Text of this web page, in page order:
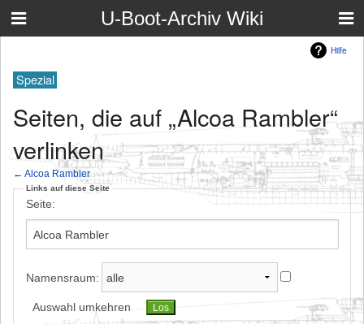
U-Boot-Archiv Wiki
Hilfe
Spezial
Seiten, die auf „Alcoa Rambler“
verlinken
← Alcoa Rambler
Links auf diese Seite
Seite:
Namensraum:
Auswahl umkehren